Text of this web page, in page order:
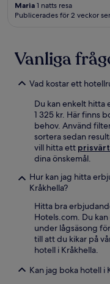
Maria 1 natts resa
Publicerades för 2 veckor
Vanliga
Vad kostar ett
Du kan enkelt hitta
1 325 kr. Här finns
behov. Använd
sortera sedan
vill hitta ett
dina önskemål.
Hur kan jag hitta
Kråkhella?
Hitta bra
Hotels.com. Du
under lågsäsong
till att du kikar på
hotell i Kråkhella.
Kan jag boka hotell i